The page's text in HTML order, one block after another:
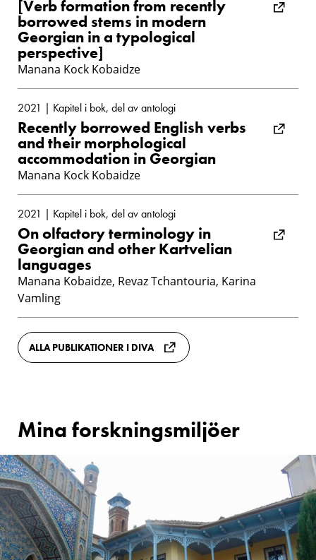
[Verb formation from recently
borrowed stems in modern
Georgian in a typological
perspective]
Manana Kock Kobaidze
2021 | Kapitel i bok, del av antologi
Recently borrowed English verbs
and their morphological
accommodation in Georgian
Manana Kock Kobaidze
2021 | Kapitel i bok, del av antologi
On olfactory terminology in
Georgian and other Kartvelian
languages
Manana Kobaidze, Revaz Tchantouria, Karina
Vamling
ALLA PUBLIKATIONER I DIVA
Mina forskningsmiljöer